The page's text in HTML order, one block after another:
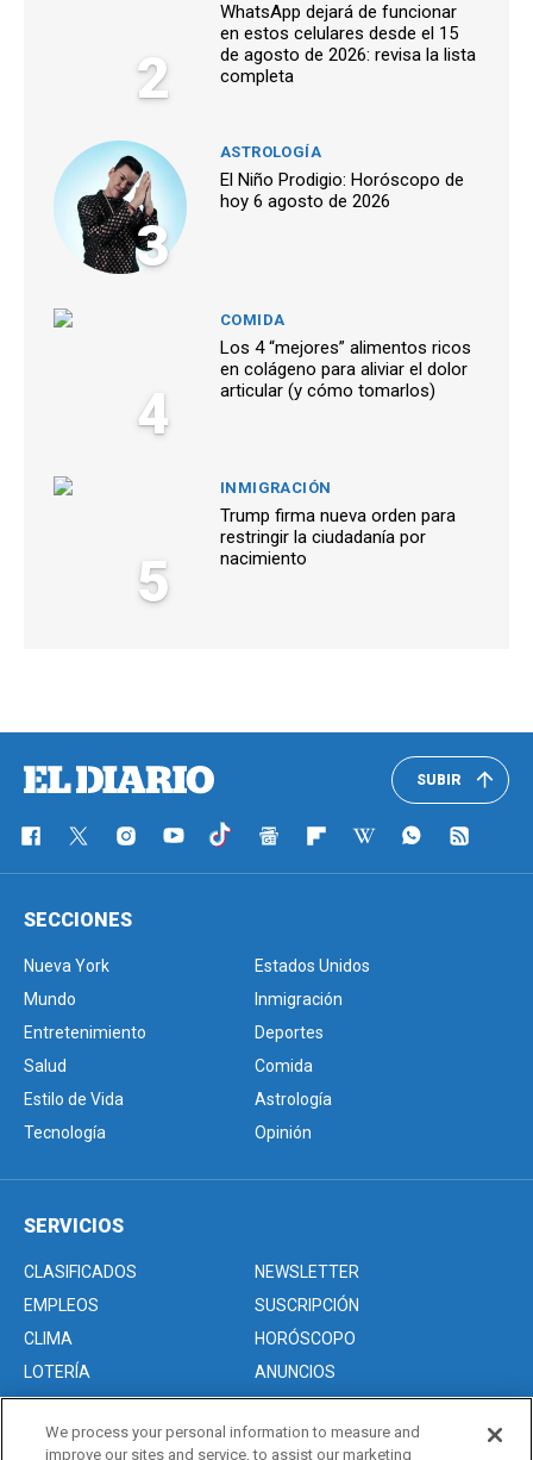
2
WhatsApp dejará de funcionar
en estos celulares desde el 15
de agosto de 2026: revisa la lista
completa
3
ASTROLOGÍA
El Niño Prodigio: Horóscopo de
hoy 6 agosto de 2026
4
COMIDA
Los 4 “mejores” alimentos ricos
en colágeno para aliviar el dolor
articular (y cómo tomarlos)
5
INMIGRACIÓN
Trump firma nueva orden para
restringir la ciudadanía por
nacimiento
SUBIR
SECCIONES
Nueva York
Estados Unidos
Mundo
Inmigración
Entretenimiento
Deportes
Salud
Comida
Estilo de Vida
Astrología
Tecnología
Opinión
SERVICIOS
CLASIFICADOS
NEWSLETTER
EMPLEOS
SUSCRIPCIÓN
CLIMA
HORÓSCOPO
LOTERÍA
ANUNCIOS
We process your personal information to measure and
improve our sites and service, to assist our marketing